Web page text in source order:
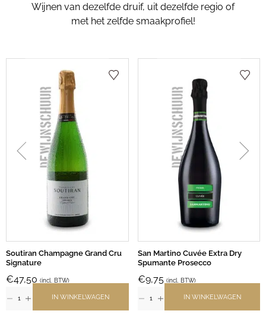
Wijnen van dezelfde druif, uit dezelfde regio of
met het zelfde smaakprofiel!
Soutiran Champagne Grand Cru
Signature
€47,50 (incl. BTW)
IN WINKELWAGEN
San Martino Cuvée Extra Dry
Spumante Prosecco
€9,75 (incl. BTW)
IN WINKELWAGEN